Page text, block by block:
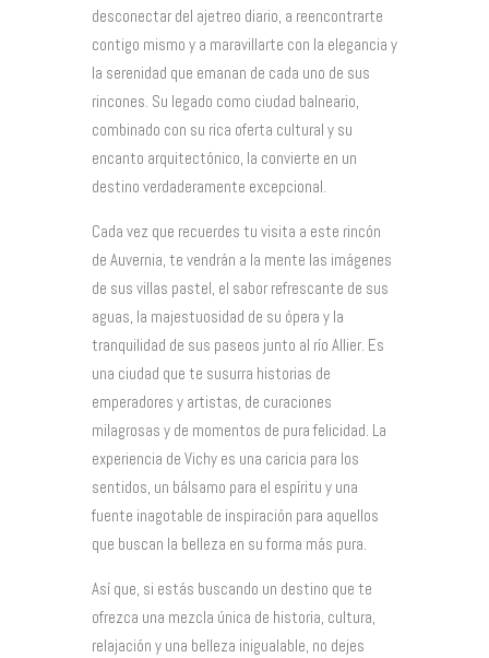
desconectar del ajetreo diario, a reencontrarte
contigo mismo y a maravillarte con la elegancia y
la serenidad que emanan de cada uno de sus
rincones. Su legado como ciudad balneario,
combinado con su rica oferta cultural y su
encanto arquitectónico, la convierte en un
destino verdaderamente excepcional.
Cada vez que recuerdes tu visita a este rincón
de Auvernia, te vendrán a la mente las imágenes
de sus villas pastel, el sabor refrescante de sus
aguas, la majestuosidad de su ópera y la
tranquilidad de sus paseos junto al río Allier. Es
una ciudad que te susurra historias de
emperadores y artistas, de curaciones
milagrosas y de momentos de pura felicidad. La
experiencia de Vichy es una caricia para los
sentidos, un bálsamo para el espíritu y una
fuente inagotable de inspiración para aquellos
que buscan la belleza en su forma más pura.
Así que, si estás buscando un destino que te
ofrezca una mezcla única de historia, cultura,
relajación y una belleza inigualable, no dejes